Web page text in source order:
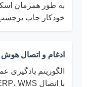
به طور همزمان
خودکار چاپ
ادغام و اتصال
الگوریتم